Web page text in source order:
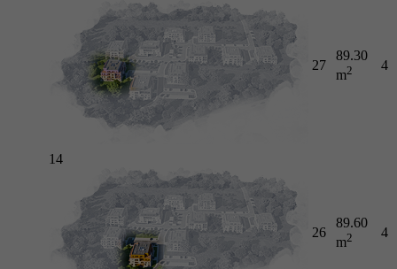
27
89.30
m2 4
14
26
89.60
m2 4